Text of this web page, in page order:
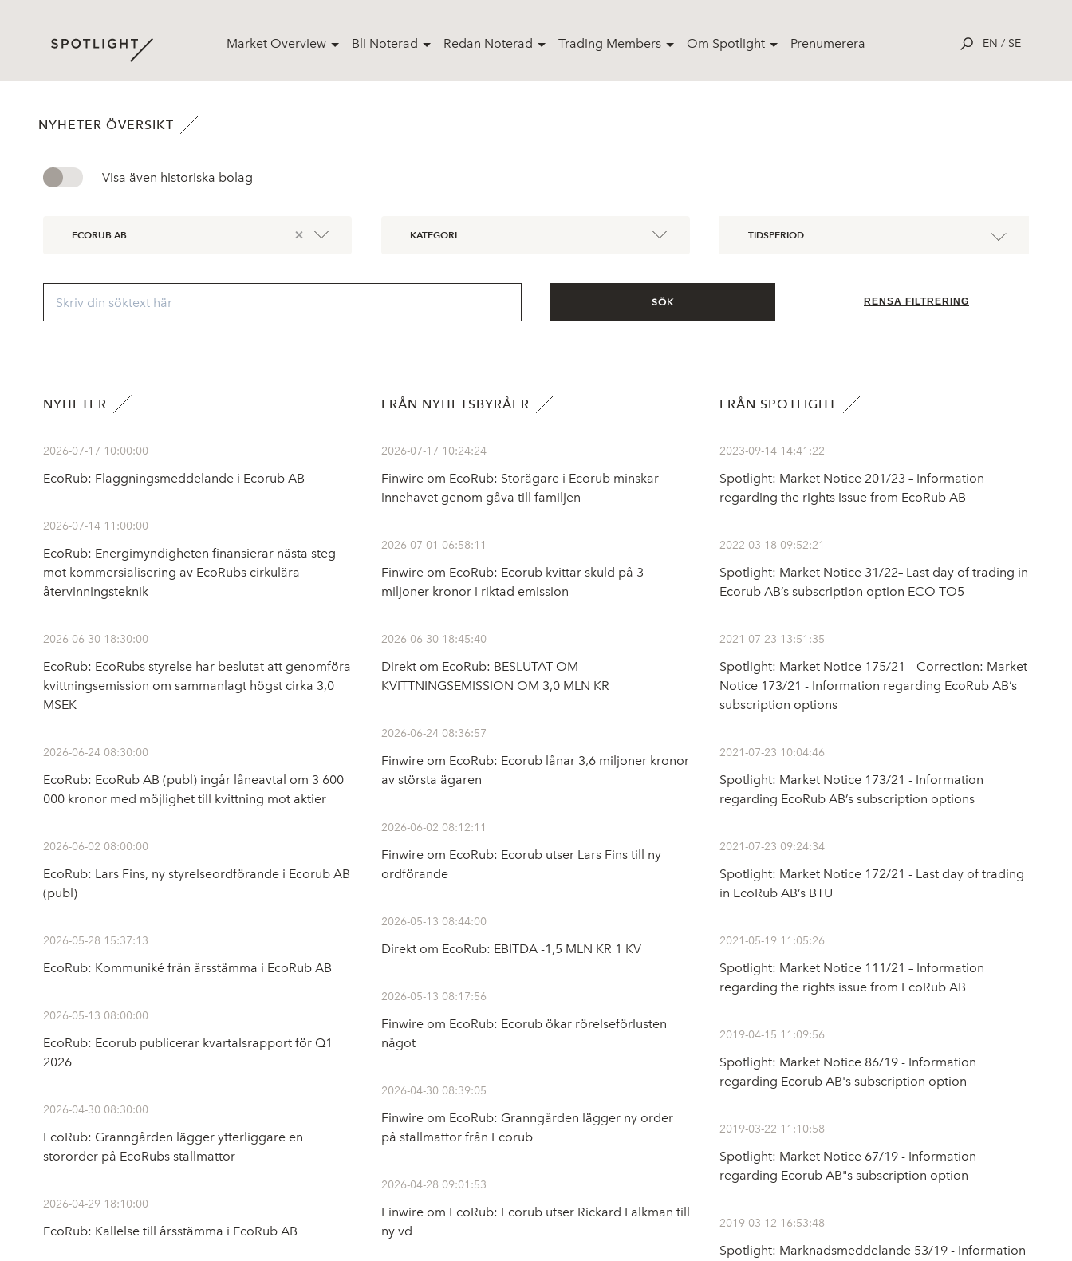
Market Overview Bli Noterad Redan Noterad Trading Members Om Spotlight Prenumerera EN / SE
NYHETER ÖVERSIKT
Visa även historiska bolag
ECORUB AB × KATEGORI TIDSPERIOD
SÖK RENSA FILTRERING
NYHETER
2026-07-17 10:00:00
EcoRub: Flaggningsmeddelande i Ecorub AB
2026-07-14 11:00:00
EcoRub: Energimyndigheten finansierar nästa steg
mot kommersialisering av EcoRubs cirkulära
återvinningsteknik
2026-06-30 18:30:00
EcoRub: EcoRubs styrelse har beslutat att genomföra
kvittningsemission om sammanlagt högst cirka 3,0
MSEK
2026-06-24 08:30:00
EcoRub: EcoRub AB (publ) ingår låneavtal om 3 600
000 kronor med möjlighet till kvittning mot aktier
2026-06-02 08:00:00
EcoRub: Lars Fins, ny styrelseordförande i Ecorub AB
(publ)
2026-05-28 15:37:13
EcoRub: Kommuniké från årsstämma i EcoRub AB
2026-05-13 08:00:00
EcoRub: Ecorub publicerar kvartalsrapport för Q1
2026
2026-04-30 08:30:00
EcoRub: Granngården lägger ytterliggare en
stororder på EcoRubs stallmattor
2026-04-29 18:10:00
EcoRub: Kallelse till årsstämma i EcoRub AB
FRÅN NYHETSBYRÅER
2026-07-17 10:24:24
Finwire om EcoRub: Storägare i Ecorub minskar
innehavet genom gåva till familjen
2026-07-01 06:58:11
Finwire om EcoRub: Ecorub kvittar skuld på 3
miljoner kronor i riktad emission
2026-06-30 18:45:40
Direkt om EcoRub: BESLUTAT OM
KVITTNINGSEMISSION OM 3,0 MLN KR
2026-06-24 08:36:57
Finwire om EcoRub: Ecorub lånar 3,6 miljoner kronor
av största ägaren
2026-06-02 08:12:11
Finwire om EcoRub: Ecorub utser Lars Fins till ny
ordförande
2026-05-13 08:44:00
Direkt om EcoRub: EBITDA -1,5 MLN KR 1 KV
2026-05-13 08:17:56
Finwire om EcoRub: Ecorub ökar rörelseförlusten
något
2026-04-30 08:39:05
Finwire om EcoRub: Granngården lägger ny order
på stallmattor från Ecorub
2026-04-28 09:01:53
Finwire om EcoRub: Ecorub utser Rickard Falkman till
ny vd
FRÅN SPOTLIGHT
2023-09-14 14:41:22
Spotlight: Market Notice 201/23 – Information
regarding the rights issue from EcoRub AB
2022-03-18 09:52:21
Spotlight: Market Notice 31/22– Last day of trading in
Ecorub AB’s subscription option ECO TO5
2021-07-23 13:51:35
Spotlight: Market Notice 175/21 – Correction: Market
Notice 173/21 - Information regarding EcoRub AB’s
subscription options
2021-07-23 10:04:46
Spotlight: Market Notice 173/21 - Information
regarding EcoRub AB’s subscription options
2021-07-23 09:24:34
Spotlight: Market Notice 172/21 - Last day of trading
in EcoRub AB’s BTU
2021-05-19 11:05:26
Spotlight: Market Notice 111/21 – Information
regarding the rights issue from EcoRub AB
2019-04-15 11:09:56
Spotlight: Market Notice 86/19 - Information
regarding Ecorub AB's subscription option
2019-03-22 11:10:58
Spotlight: Market Notice 67/19 - Information
regarding Ecorub AB"s subscription option
2019-03-12 16:53:48
Spotlight: Marknadsmeddelande 53/19 - Information